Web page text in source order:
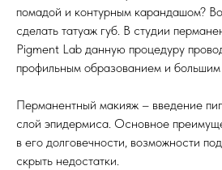
помадой и контурным карандашом?
сделать татуаж губ. В студии
Pigment Lab данную процедуру
профильным образованием и
Перманентный макияж – введение
слой эпидермиса. Основное
в его долговечности, возможности
скрыть недостатки.